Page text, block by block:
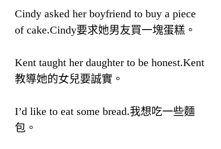
Cindy asked her boyfriend to buy a piece
of cake.Cindy要求她男友買一塊蛋糕。
Kent taught her daughter to be honest.Kent
教導她的女兒要誠實。
I’d like to eat some bread.我想吃一些麵
包。